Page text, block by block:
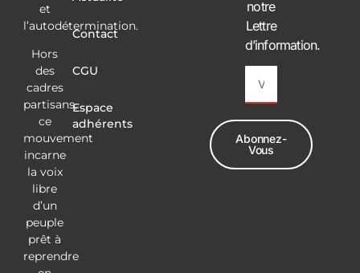
et
l’autodétermination.
Hors
des
cadres
partisans,
ce
mouvement
incarne
la voix
libre
d’un
peuple
prêt à
reprendre
Contact
CGU
Espace
adhérents
notre
Lettre
d’information.
Abonnez-
Vous